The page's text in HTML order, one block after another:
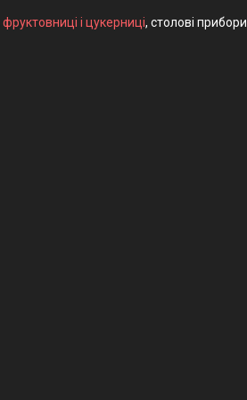
фруктовниці і цукерниці, столові прибори